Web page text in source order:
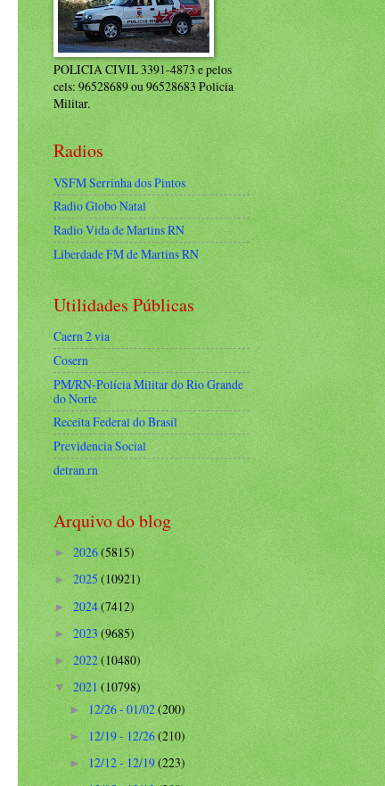
POLICIA CIVIL 3391-4873 e pelos
cels: 96528689 ou 96528683 Policia
Militar.
Radios
VSFM Serrinha dos Pintos
Radio Globo Natal
Radio Vida de Martins RN
Liberdade FM de Martins RN
Utilidades Públicas
Caern 2 via
Cosern
PM/RN-Polícia Militar do Rio Grande
do Norte
Receita Federal do Brasíl
Previdencia Social
detran.rn
Arquivo do blog
►2026(5815)
►2025(10921)
►2024(7412)
►2023(9685)
►2022(10480)
▼2021(10798)
►12/26 - 01/02(200)
►12/19 - 12/26(210)
►12/12 - 12/19(223)